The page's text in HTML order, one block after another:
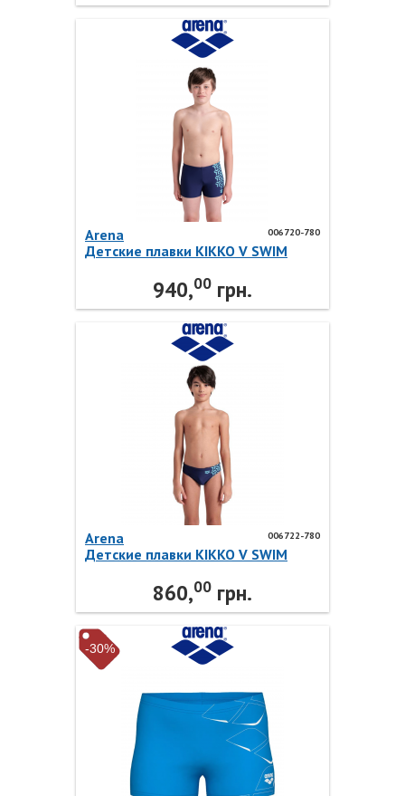
006720-780
Arena
Детские плавки KIKKO V SWIM
940,00 грн.
006722-780
Arena
Детские плавки KIKKO V SWIM
860,00 грн.
-30%